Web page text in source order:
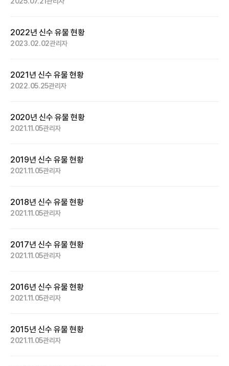
2022년 신수 유물 현황
2023.02.02관리자
2021년 신수 유물 현황
2022.05.25관리자
2020년 신수 유물 현황
2021.11.05관리자
2019년 신수 유물 현황
2021.11.05관리자
2018년 신수 유물 현황
2021.11.05관리자
2017년 신수 유물 현황
2021.11.05관리자
2016년 신수 유물 현황
2021.11.05관리자
2015년 신수 유물 현황
2021.11.05관리자